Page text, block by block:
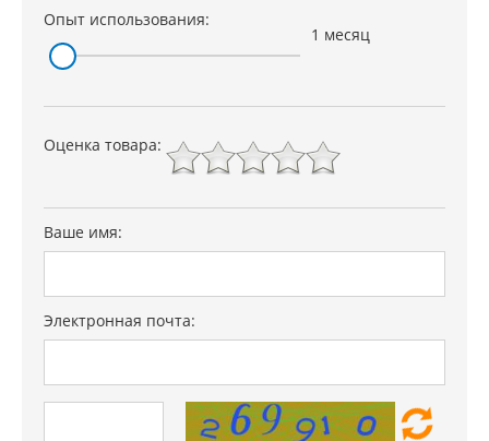
Опыт использования:
1 месяц
Оценка товара:
Ваше имя:
Электронная почта: